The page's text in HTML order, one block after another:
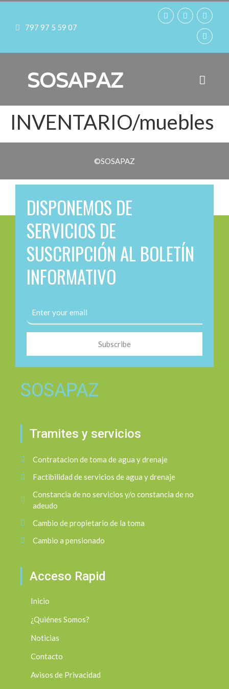
797 97 5 59 07
SOSAPAZ
INVENTARIO/muebles
©SOSAPAZ
DISPONEMOS DE
SERVICIOS DE
SUSCRIPCIÓN AL BOLETÍN
INFORMATIVO
Subscribe
SOSAPAZ
Tramites y servicios
Contratacion de toma de agua y drenaje
Factibilidad de servicios de agua y drenaje
Constancia de no servicios y/o constancia de no
adeudo
Cambio de propietario de la toma
Cambio a pensionado
Acceso Rapid
Inicio
¿Quiénes Somos?
Noticias
Contacto
Avisos de Privacidad